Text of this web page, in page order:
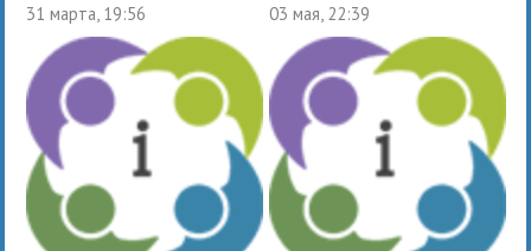
31 марта, 19:56 03 мая, 22:39